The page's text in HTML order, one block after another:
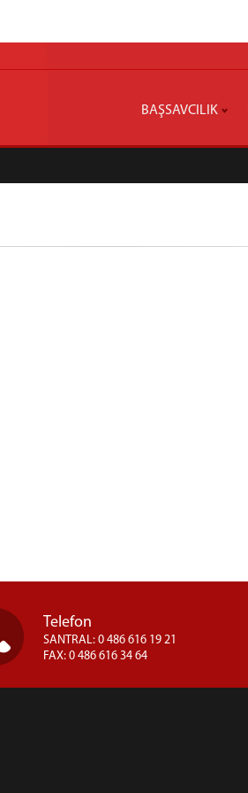
BAŞSAVCILIK
Telefon
SANTRAL: 0 486 616 19 21
FAX: 0 486 616 34 64